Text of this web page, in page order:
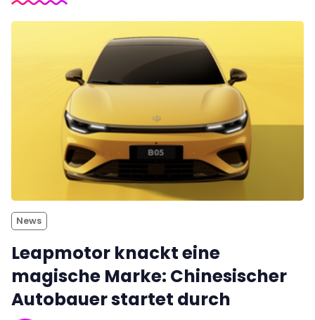
News
Leapmotor knackt eine
magische Marke: Chinesischer
Autobauer startet durch